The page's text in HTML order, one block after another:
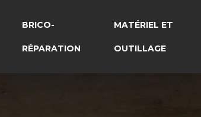
BRICO-
RÉPARATION
MATÉRIEL ET
OUTILLAGE